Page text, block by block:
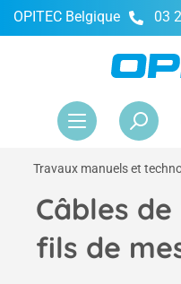
principal
OPITEC Belgique 03
Travaux manuels et
Câbles
fils de